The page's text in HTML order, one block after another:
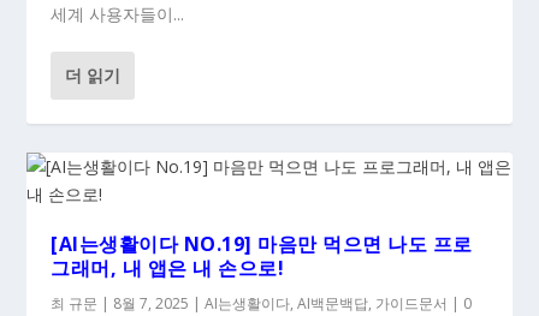
세계 사용자들이...
더 읽기
[AI는생활이다 NO.19] 마음만 먹으면 나도 프로
그래머, 내 앱은 내 손으로!
최 규문 | 8월 7, 2025 |AI는생활이다,AI백문백답, 가이드문서 | 0